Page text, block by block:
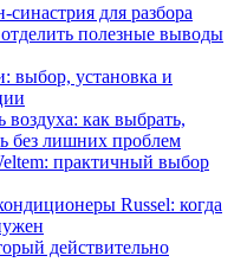
для разбора
полезные выводы
установка и
как выбрать,
без лишних проблем
практичный выбор
Russel: когда
действительно